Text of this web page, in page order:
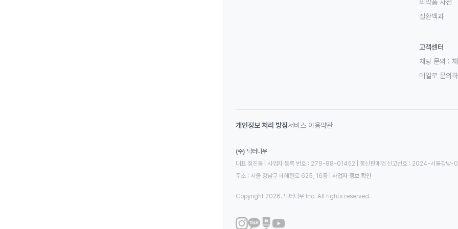
의약품 사전
질환백과
고객센터
채팅 문의 :
메일로 문의하
개인정보 처리 방침서비스 이용약관
(주) 닥터나우
대표 정진웅 | 사업자 등록 번호 : 279-88-01452 | 통신판매업 신고번호 : 2024-서울강남
주소 : 서울 강남구 테헤란로 625, 16층
사업자 정보 확인
Copyright 2026. 닥터나우 Inc. All rights reserved.